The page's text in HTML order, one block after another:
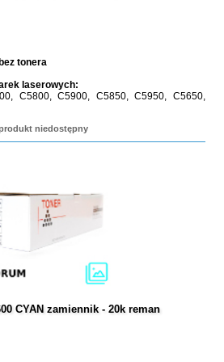
tonera
laserowych:
C5800, C5900, C5850, C5950, C5650,
niedostępny
CYAN zamiennik - 20k reman